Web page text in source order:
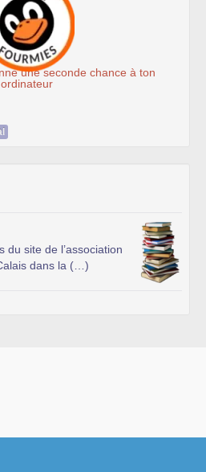
à ton
du site de l’association
dans la (…)